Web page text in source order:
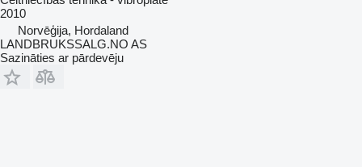
2010
Norvēģija, Hordaland
LANDBRUKSSALG.NO AS
Sazināties ar pārdevēju